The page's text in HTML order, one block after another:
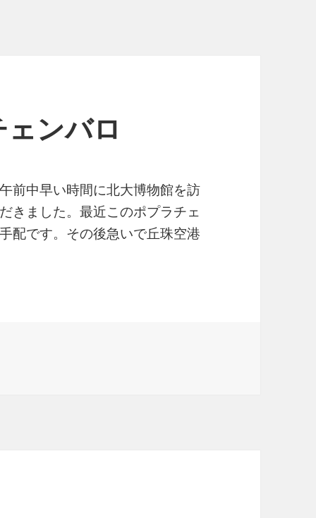
ンバロ
前中早い時間に北大博物館を訪
きました。最近このポプラチェ
配です。その後急いで丘珠空港